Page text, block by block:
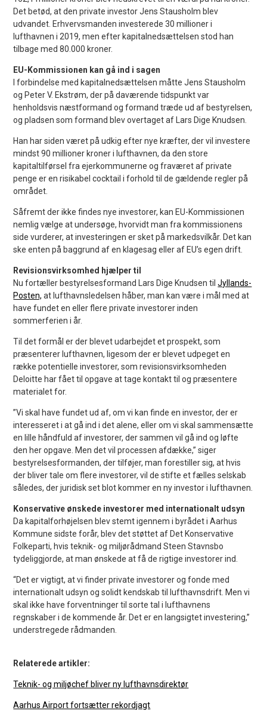
Det betød, at den private investor Jens Stausholm blev
udvandet. Erhvervsmanden investerede 30 millioner i
lufthavnen i 2019, men efter kapitalnedsættelsen stod han
tilbage med 80.000 kroner.
EU-Kommissionen kan gå ind i sagen
I forbindelse med kapitalnedsættelsen måtte Jens Stausholm
og Peter V. Ekstrøm, der på daværende tidspunkt var
henholdsvis næstformand og formand træde ud af bestyrelsen,
og pladsen som formand blev overtaget af Lars Dige Knudsen.
Han har siden været på udkig efter nye kræfter, der vil investere
mindst 90 millioner kroner i lufthavnen, da den store
kapitaltilførsel fra ejerkommunerne og fraværet af private
penge er en risikabel cocktail i forhold til de gældende regler på
området.
Såfremt der ikke findes nye investorer, kan EU-Kommissionen
nemlig vælge at undersøge, hvorvidt man fra kommissionens
side vurderer, at investeringen er sket på markedsvilkår. Det kan
ske enten på baggrund af en klagesag eller af EU’s egen drift.
Revisionsvirksomhed hjælper til
Nu fortæller bestyrelsesformand Lars Dige Knudsen tilJyllands-
Posten, at lufthavnsledelsen håber, man kan være i mål med at
have fundet en eller flere private investorer inden
sommerferien i år.
Til det formål er der blevet udarbejdet et prospekt, som
præsenterer lufthavnen, ligesom der er blevet udpeget en
række potentielle investorer, som revisionsvirksomheden
Deloitte har fået til opgave at tage kontakt til og præsentere
materialet for.
”Vi skal have fundet ud af, om vi kan finde en investor, der er
interesseret i at gå ind i det alene, eller om vi skal sammensætte
en lille håndfuld af investorer, der sammen vil gå ind og løfte
den her opgave. Men det vil processen afdække,” siger
bestyrelsesformanden, der tilføjer, man forestiller sig, at hvis
der bliver tale om flere investorer, vil de stifte et fælles selskab
således, der juridisk set blot kommer en ny investor i lufthavnen.
Konservative ønskede investorer med internationalt udsyn
Da kapitalforhøjelsen blev stemt igennem i byrådet i Aarhus
Kommune sidste forår, blev det støttet af Det Konservative
Folkeparti, hvis teknik- og miljørådmand Steen Stavnsbo
tydeliggjorde, at man ønskede at få de rigtige investorer ind.
“Det er vigtigt, at vi finder private investorer og fonde med
internationalt udsyn og solidt kendskab til lufthavnsdrift. Men vi
skal ikke have forventninger til sorte tal i lufthavnens
regnskaber i de kommende år. Det er en langsigtet investering,”
understregede rådmanden.
Relaterede artikler:
Teknik- og miljøchef bliver ny lufthavnsdirektør
Aarhus Airport fortsætter rekordjagt